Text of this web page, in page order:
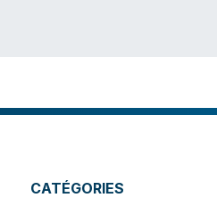
CATÉGORIES